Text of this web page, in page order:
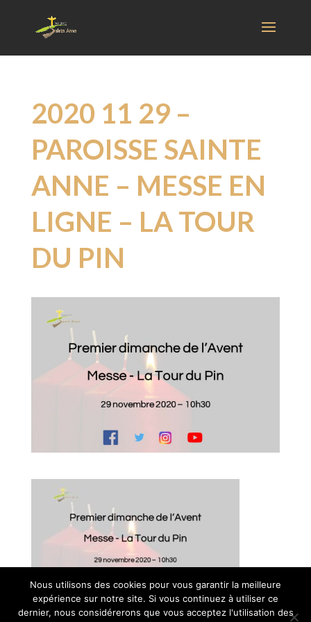
2020 11 29 –
PAROISSE SAINTE
ANNE – MESSE EN
LIGNE – LA TOUR
DU PIN
© Paroisse Sainte-Anne - Maison paroissiale Place de l'église -
Nous utilisons des cookies pour vous garantir la meilleure
expérience sur notre site. Si vous continuez à utiliser ce
dernier, nous considérerons que vous acceptez l'utilisation des